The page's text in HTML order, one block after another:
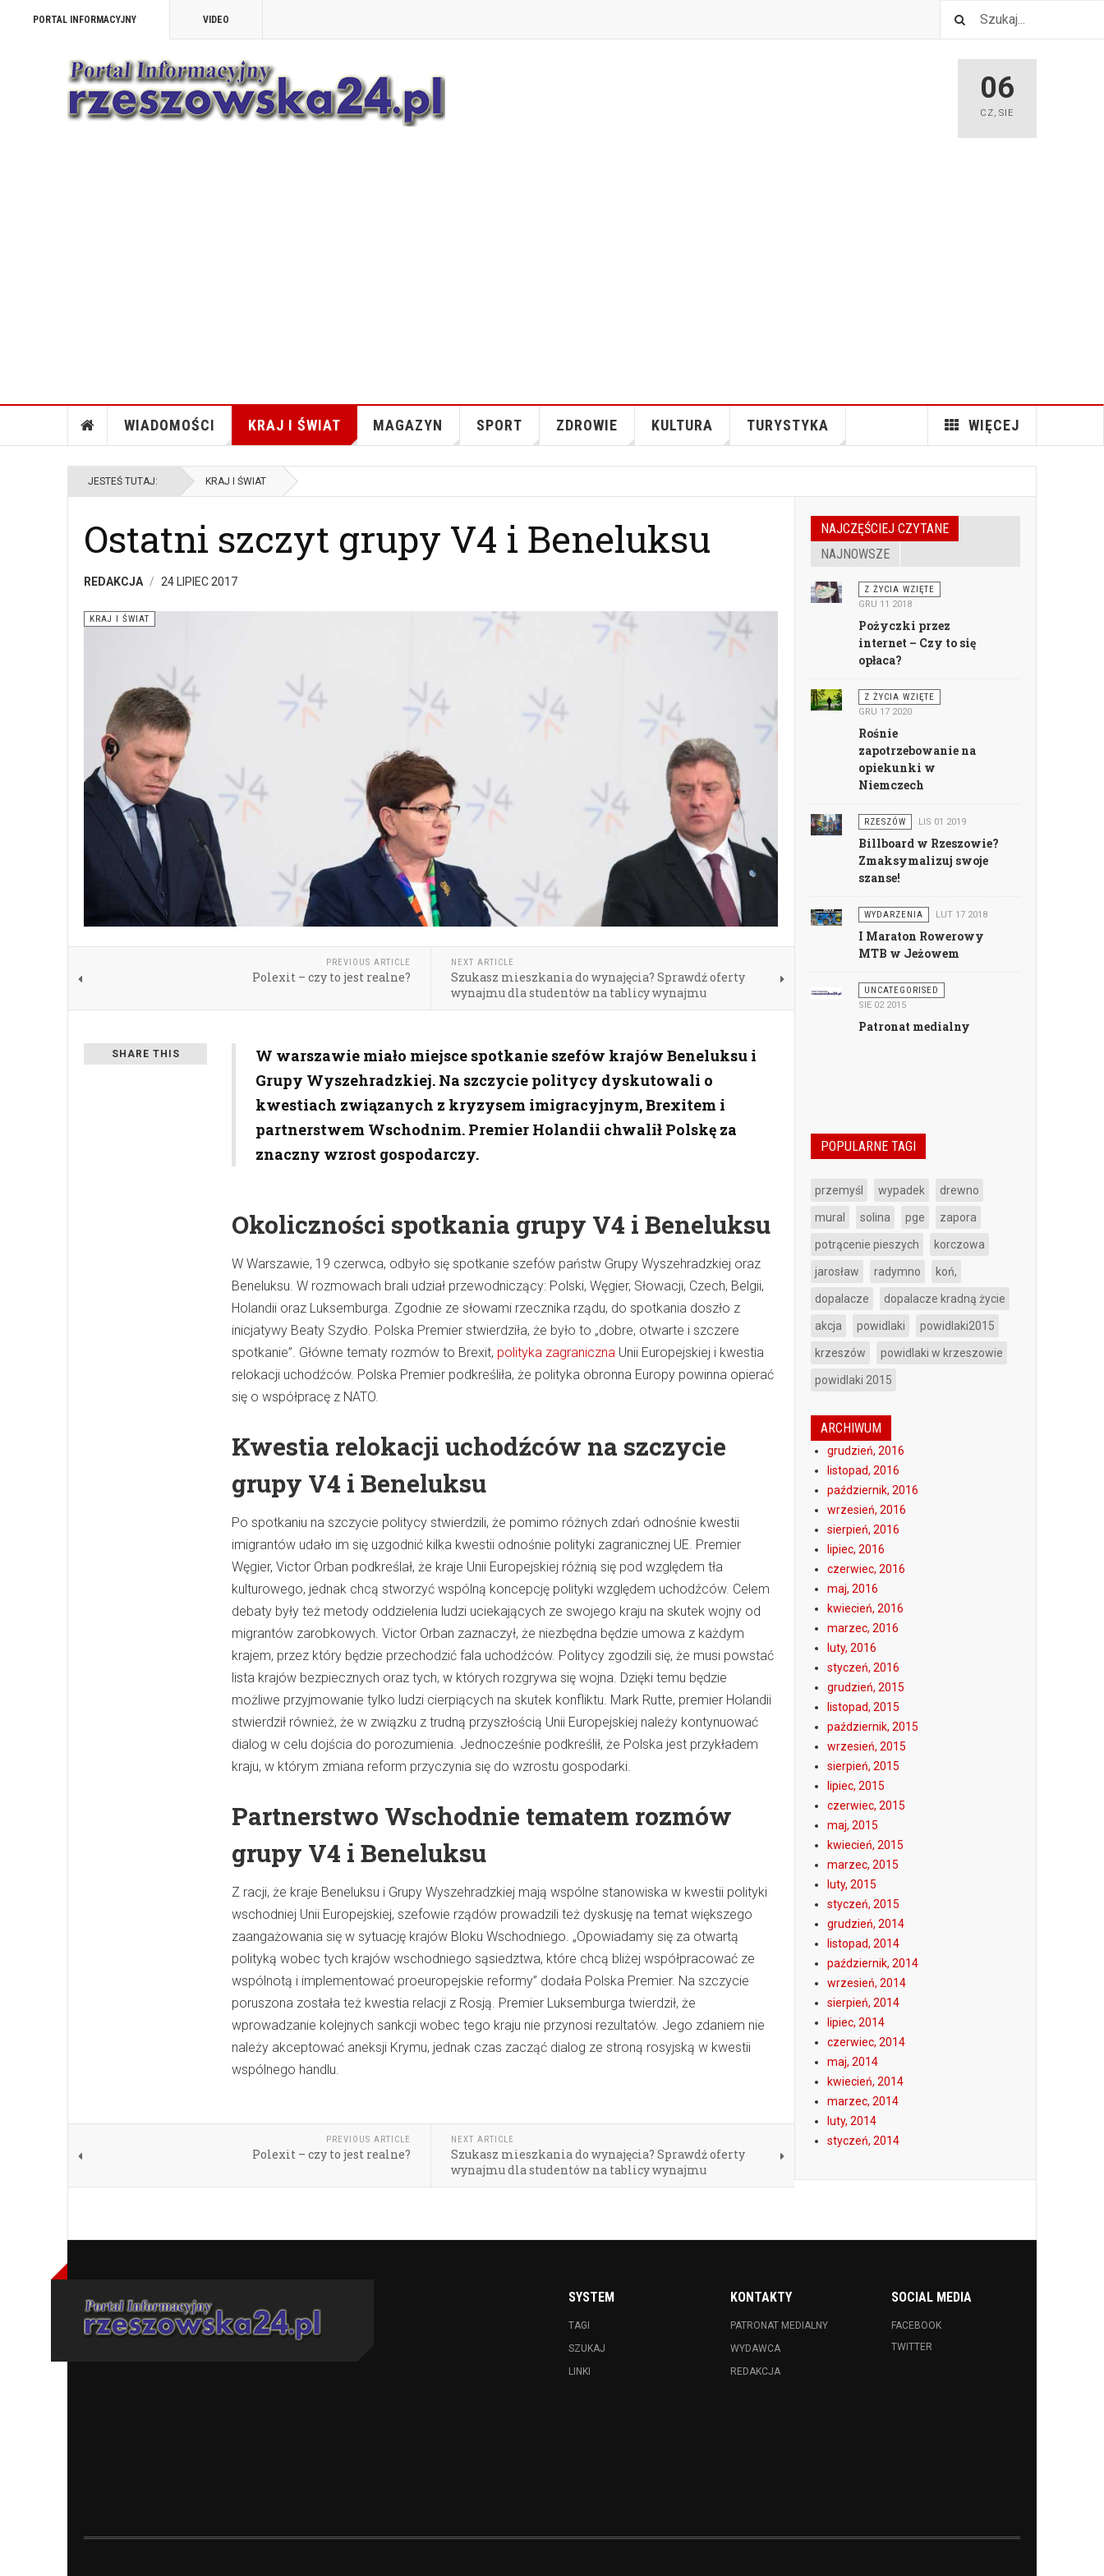
PORTAL INFORMACYJNY VIDEO
06
CZ,SIE
WIADOMOŚCI KRAJ I ŚWIAT MAGAZYN SPORT ZDROWIE KULTURA TURYSTYKA WIĘCEJ
JESTEŚ TUTAJ: KRAJ I ŚWIAT
Ostatni szczyt grupy V4 i Beneluksu
REDAKCJA 24 LIPIEC 2017
KRAJ I ŚWIAT
PREVIOUS ARTICLE
Polexit – czy to jest realne?
NEXT ARTICLE
Szukasz mieszkania do wynajęcia? Sprawdź oferty
wynajmu dla studentów na tablicy wynajmu
SHARE THIS
W warszawie miało miejsce spotkanie szefów krajów Beneluksu i
Grupy Wyszehradzkiej. Na szczycie politycy dyskutowali o
kwestiach związanych z kryzysem imigracyjnym, Brexitem i
partnerstwem Wschodnim. Premier Holandii chwalił Polskę za
znaczny wzrost gospodarczy.
Okoliczności spotkania grupy V4 i Beneluksu
W Warszawie, 19 czerwca, odbyło się spotkanie szefów państw Grupy Wyszehradzkiej oraz
Beneluksu. W rozmowach brali udział przewodniczący: Polski, Węgier, Słowacji, Czech, Belgii,
Holandii oraz Luksemburga. Zgodnie ze słowami rzecznika rządu, do spotkania doszło z
inicjatywy Beaty Szydło. Polska Premier stwierdziła, że było to „dobre, otwarte i szczere
spotkanie”. Główne tematy rozmów to Brexit, polityka zagraniczna Unii Europejskiej i kwestia
relokacji uchodźców. Polska Premier podkreśliła, że polityka obronna Europy powinna opierać
się o współpracę z NATO.
Kwestia relokacji uchodźców na szczycie
grupy V4 i Beneluksu
Po spotkaniu na szczycie politycy stwierdzili, że pomimo różnych zdań odnośnie kwestii
imigrantów udało im się uzgodnić kilka kwestii odnośnie polityki zagranicznej UE. Premier
Węgier, Victor Orban podkreślał, że kraje Unii Europejskiej różnią się pod względem tła
kulturowego, jednak chcą stworzyć wspólną koncepcję polityki względem uchodźców. Celem
debaty były też metody oddzielenia ludzi uciekających ze swojego kraju na skutek wojny od
migrantów zarobkowych. Victor Orban zaznaczył, że niezbędna będzie umowa z każdym
krajem, przez który będzie przechodzić fala uchodźców. Politycy zgodzili się, że musi powstać
lista krajów bezpiecznych oraz tych, w których rozgrywa się wojna. Dzięki temu będzie
możliwe przyjmowanie tylko ludzi cierpiących na skutek konfliktu. Mark Rutte, premier Holandii
stwierdził również, że w związku z trudną przyszłością Unii Europejskiej należy kontynuować
dialog w celu dojścia do porozumienia. Jednocześnie podkreślił, że Polska jest przykładem
kraju, w którym zmiana reform przyczynia się do wzrostu gospodarki.
Partnerstwo Wschodnie tematem rozmów
grupy V4 i Beneluksu
Z racji, że kraje Beneluksu i Grupy Wyszehradzkiej mają wspólne stanowiska w kwestii polityki
wschodniej Unii Europejskiej, szefowie rządów prowadzili też dyskusję na temat większego
zaangażowania się w sytuację krajów Bloku Wschodniego. „Opowiadamy się za otwartą
polityką wobec tych krajów wschodniego sąsiedztwa, które chcą bliżej współpracować ze
wspólnotą i implementować proeuropejskie reformy” dodała Polska Premier. Na szczycie
poruszona została też kwestia relacji z Rosją. Premier Luksemburga twierdził, że
wprowadzanie kolejnych sankcji wobec tego kraju nie przynosi rezultatów. Jego zdaniem nie
należy akceptować aneksji Krymu, jednak czas zacząć dialog ze stroną rosyjską w kwestii
wspólnego handlu.
PREVIOUS ARTICLE
Polexit – czy to jest realne?
NEXT ARTICLE
Szukasz mieszkania do wynajęcia? Sprawdź oferty
wynajmu dla studentów na tablicy wynajmu
NAJCZĘŚCIEJ CZYTANE
NAJNOWSZE
Z ŻYCIA WZIĘTE
GRU 11 2018
Pożyczki przez
internet – Czy to się
opłaca?
Z ŻYCIA WZIĘTE
GRU 17 2020
Rośnie
zapotrzebowanie na
opiekunki w
Niemczech
RZESZÓW LIS 01 2019
Billboard w Rzeszowie?
Zmaksymalizuj swoje
szanse!
WYDARZENIA LUT 17 2018
I Maraton Rowerowy
MTB w Jeżowem
UNCATEGORISED
SIE 02 2015
Patronat medialny
POPULARNE TAGI
przemyśl wypadek drewno
mural solina pge zapora
potrącenie pieszych korczowa
jarosław radymno koń,
dopalacze dopalacze kradną życie
akcja powidlaki powidlaki2015
krzeszów powidlaki w krzeszowie
powidlaki 2015
ARCHIWUM
grudzień, 2016
listopad, 2016
październik, 2016
wrzesień, 2016
sierpień, 2016
lipiec, 2016
czerwiec, 2016
maj, 2016
kwiecień, 2016
marzec, 2016
luty, 2016
styczeń, 2016
grudzień, 2015
listopad, 2015
październik, 2015
wrzesień, 2015
sierpień, 2015
lipiec, 2015
czerwiec, 2015
maj, 2015
kwiecień, 2015
marzec, 2015
luty, 2015
styczeń, 2015
grudzień, 2014
listopad, 2014
październik, 2014
wrzesień, 2014
sierpień, 2014
lipiec, 2014
czerwiec, 2014
maj, 2014
kwiecień, 2014
marzec, 2014
luty, 2014
styczeń, 2014
SYSTEM
TAGI
SZUKAJ
LINKI
KONTAKTY
PATRONAT MEDIALNY
WYDAWCA
REDAKCJA
SOCIAL MEDIA
FACEBOOK
TWITTER